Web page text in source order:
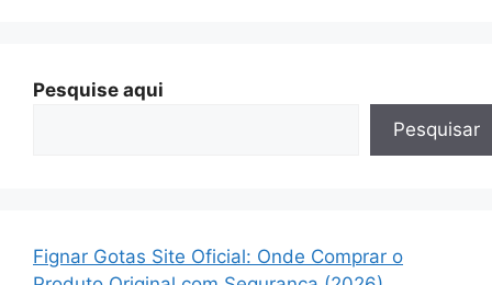
Pesquise aqui
Pesquisar
Fignar Gotas Site Oficial: Onde Comprar o